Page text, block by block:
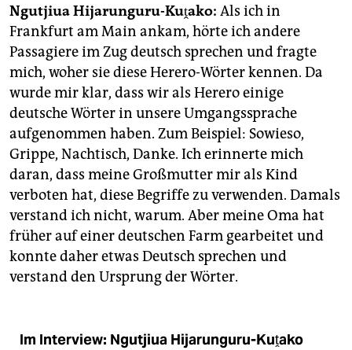
Ngutjiua Hijarunguru-Kuṱako: Als ich in
Frankfurt am Main ankam, hörte ich andere
Passagiere im Zug deutsch sprechen und fragte
mich, woher sie diese Herero-Wörter kennen. Da
wurde mir klar, dass wir als Herero einige
deutsche Wörter in unsere Umgangssprache
aufgenommen haben. Zum Beispiel: Sowieso,
Grippe, Nachtisch, Danke. Ich erinnerte mich
daran, dass meine Großmutter mir als Kind
verboten hat, diese Begriffe zu verwenden. Damals
verstand ich nicht, warum. Aber meine Oma hat
früher auf einer deutschen Farm gearbeitet und
konnte daher etwas Deutsch sprechen und
verstand den Ursprung der Wörter.
Im Interview: Ngutjiua Hijarunguru-Kuṱako